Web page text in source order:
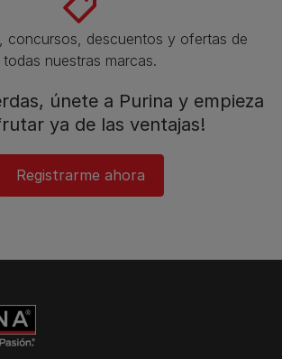
concursos, descuentos y ofertas de
todas nuestras marcas.​
únete a Purina y empieza
ya de las ventajas!​
Registrarme ahora​